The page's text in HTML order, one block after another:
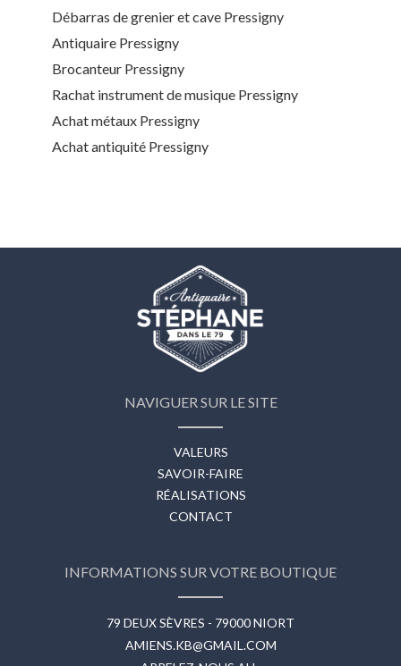
Débarras de grenier et cave Pressigny
Antiquaire Pressigny
Brocanteur Pressigny
Rachat instrument de musique Pressigny
Achat métaux Pressigny
Achat antiquité Pressigny
NAVIGUER SUR LE SITE
VALEURS
SAVOIR-FAIRE
RÉALISATIONS
CONTACT
INFORMATIONS SUR VOTRE BOUTIQUE
79 DEUX SÈVRES - 79000 NIORT
AMIENS.KB@GMAIL.COM